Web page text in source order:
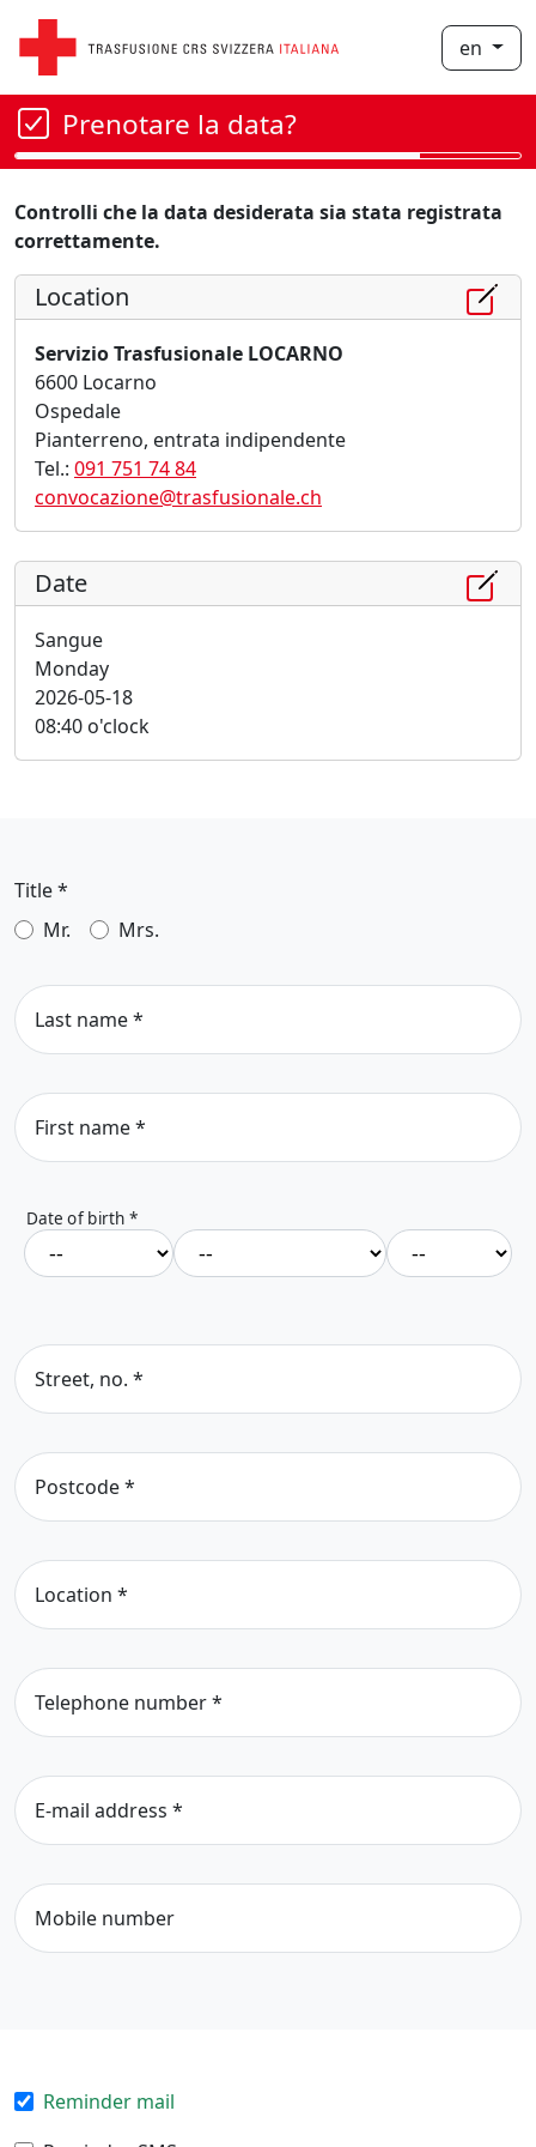
en
Prenotare la data?
Controlli che la data desiderata sia stata registrata
correttamente.
Location
Servizio Trasfusionale LOCARNO
6600 Locarno
Ospedale
Pianterreno, entrata indipendente
Tel.: 091 751 74 84
convocazione@trasfusionale.ch
Date
Sangue
Monday
2026-05-18
08:40 o'clock
Title*
Mr.
Mrs.
Last name*
First name*
Date of birth*
Street, no. *
Postcode*
Location *
Telephone number*
E-mail address *
Mobile number
Reminder mail